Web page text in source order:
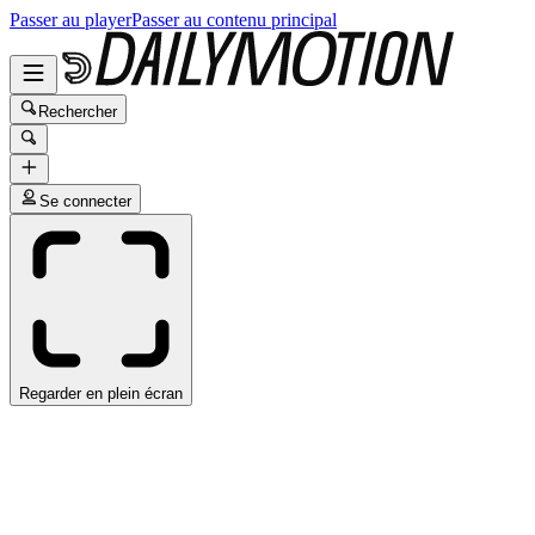
Passer au playerPasser au contenu principal
Rechercher
Se connecter
Regarder en plein écran